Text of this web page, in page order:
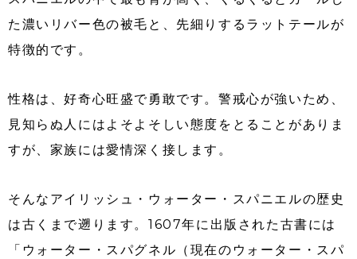
た濃いリバー色の被毛と、先細りするラットテールが
特徴的です。
性格は、好奇心旺盛で勇敢です。警戒心が強いため、
見知らぬ人にはよそよそしい態度をとることがありま
すが、家族には愛情深く接します。
そんなアイリッシュ・ウォーター・スパニエルの歴史
は古くまで遡ります。1607年に出版された古書には
「ウォーター・スパグネル（現在のウォーター・スパ